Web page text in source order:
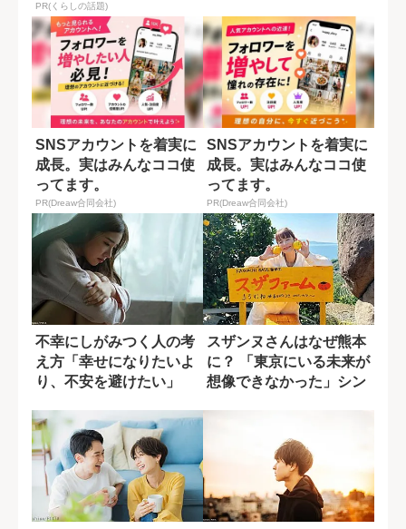
PR(くらしの話題)
SNSアカウントを着実に
成長。実はみんなココ使
ってます。
PR(Dreaw合同会社)
SNSアカウントを着実に
成長。実はみんなココ使
ってます。
PR(Dreaw合同会社)
不幸にしがみつく人の考
え方「幸せになりたいよ
り、不安を避けたい」
スザンヌさんはなぜ熊本
に？ 「東京にいる未来が
想像できなかった」シン